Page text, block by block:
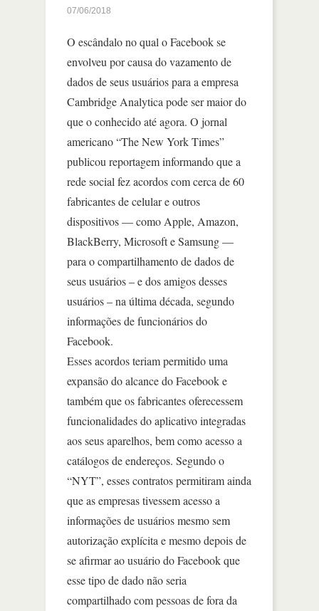
07/06/2018
O escândalo no qual o Facebook se
envolveu por causa do vazamento de
dados de seus usuários para a empresa
Cambridge Analytica pode ser maior do
que o conhecido até agora. O jornal
americano “The New York Times”
publicou reportagem informando que a
rede social fez acordos com cerca de 60
fabricantes de celular e outros
dispositivos — como Apple, Amazon,
BlackBerry, Microsoft e Samsung —
para o compartilhamento de dados de
seus usuários – e dos amigos desses
usuários – na última década, segundo
informações de funcionários do
Facebook.
Esses acordos teriam permitido uma
expansão do alcance do Facebook e
também que os fabricantes oferecessem
funcionalidades do aplicativo integradas
aos seus aparelhos, bem como acesso a
catálogos de endereços. Segundo o
“NYT”, esses contratos permitiram ainda
que as empresas tivessem acesso a
informações de usuários mesmo sem
autorização explícita e mesmo depois de
se afirmar ao usuário do Facebook que
esse tipo de dado não seria
compartilhado com pessoas de fora da